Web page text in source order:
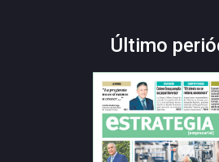
Último